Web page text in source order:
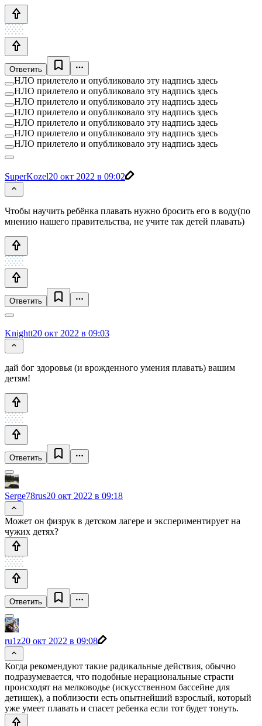
Ответить
НЛО прилетело и опубликовало эту надпись здесь
НЛО прилетело и опубликовало эту надпись здесь
НЛО прилетело и опубликовало эту надпись здесь
НЛО прилетело и опубликовало эту надпись здесь
НЛО прилетело и опубликовало эту надпись здесь
НЛО прилетело и опубликовало эту надпись здесь
НЛО прилетело и опубликовало эту надпись здесь
SuperKozel20 окт 2022 в 09:02
Чтобы научить ребёнка плавать нужно бросить его в воду(по
мнению нашего правительства, не учите так детей плавать)
Ответить
Knightt20 окт 2022 в 09:03
дай бог здоровья (и врожденного умения плавать) вашим
детям!
Ответить
Serge78rus20 окт 2022 в 09:18
Может он физрук в детском лагере и экспериментирует на
чужих детях?
Ответить
ru1z20 окт 2022 в 09:08
Когда рекомендуют такие радикальные действия, обычно
подразумевается, что подобные нерациональные страсти
происходят на мелководье (искусственном бассейне для
детишек), а поблизости есть опытнейший взрослый, который
уже умеет плавать и спасет ребенка если тот будет тонуть.